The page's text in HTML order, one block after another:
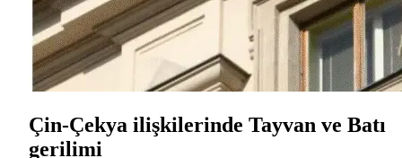
Çin-Çekya ilişkilerinde Tayvan ve Batı
gerilimi